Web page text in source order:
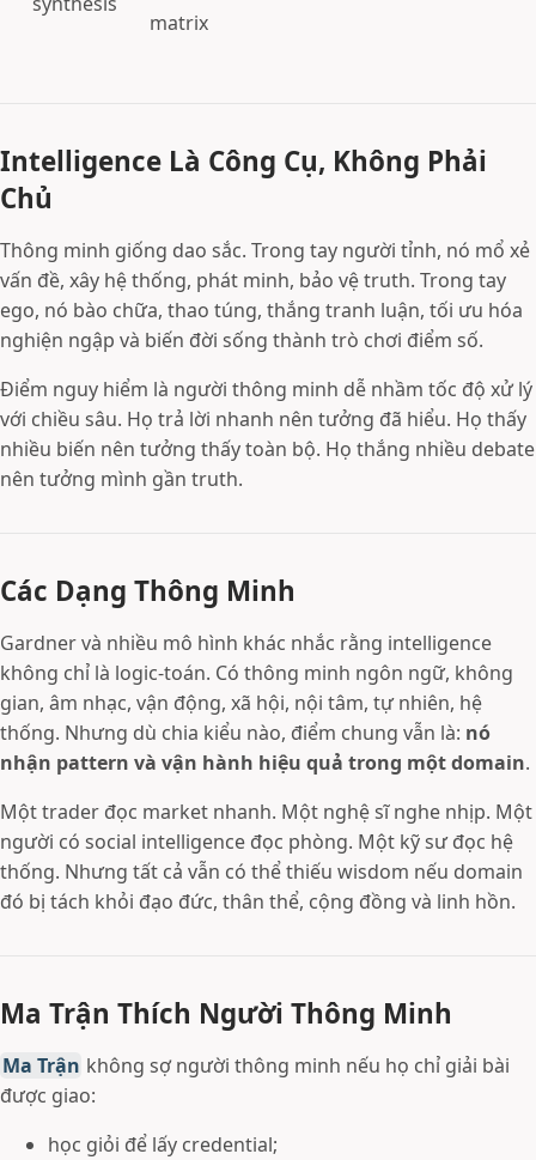
matrix
Intelligence Là Công Cụ, Không Phải
Chủ
Thông minh giống dao sắc. Trong tay người tỉnh, nó mổ xẻ
vấn đề, xây hệ thống, phát minh, bảo vệ truth. Trong tay
ego, nó bào chữa, thao túng, thắng tranh luận, tối ưu hóa
nghiện ngập và biến đời sống thành trò chơi điểm số.
Điểm nguy hiểm là người thông minh dễ nhầm tốc độ xử lý
với chiều sâu. Họ trả lời nhanh nên tưởng đã hiểu. Họ thấy
nhiều biến nên tưởng thấy toàn bộ. Họ thắng nhiều debate
nên tưởng mình gần truth.
Các Dạng Thông Minh
Gardner và nhiều mô hình khác nhắc rằng intelligence
không chỉ là logic-toán. Có thông minh ngôn ngữ, không
gian, âm nhạc, vận động, xã hội, nội tâm, tự nhiên, hệ
thống. Nhưng dù chia kiểu nào, điểm chung vẫn là: nó
nhận pattern và vận hành hiệu quả trong một domain.
Một trader đọc market nhanh. Một nghệ sĩ nghe nhịp. Một
người có social intelligence đọc phòng. Một kỹ sư đọc hệ
thống. Nhưng tất cả vẫn có thể thiếu wisdom nếu domain
đó bị tách khỏi đạo đức, thân thể, cộng đồng và linh hồn.
Ma Trận Thích Người Thông Minh
Ma Trận không sợ người thông minh nếu họ chỉ giải bài
được giao:
học giỏi để lấy credential;